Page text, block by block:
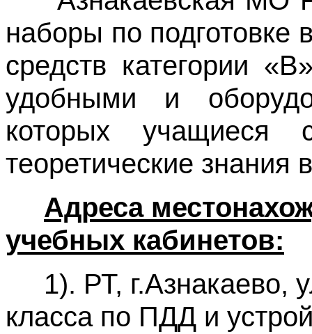
наборы по подготовке
средств категории
удобными и
которых учащиеся
теоретические
Адреса
учебных кабинетов:
1). РТ, г.Азнакаево,
класса по ПДД и